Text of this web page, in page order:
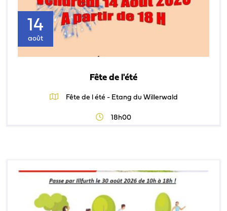
14
août
Fête de l'été
Fête de l été - Etang du Willerwald
18h00